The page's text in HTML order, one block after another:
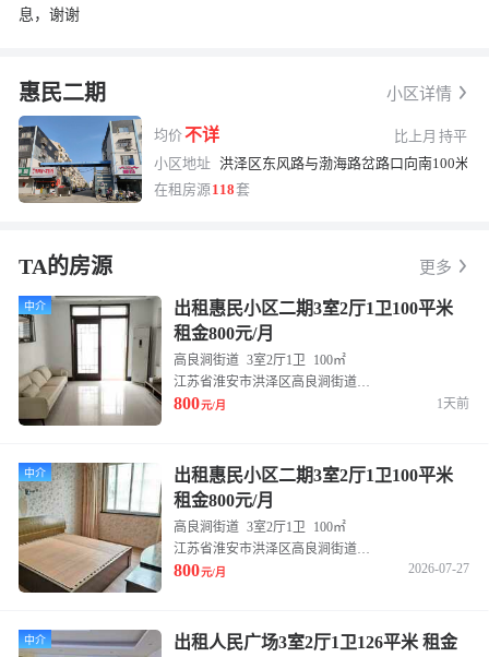
息，谢谢
惠民二期 小区详情
均价不详 比上月 持平
小区地址 洪泽区东风路与渤海路岔路口向南100米
在租房源118 套
TA的房源 更多
中介
出租惠民小区二期3室2厅1卫100平米
租金800元/月
高良涧街道 3室2厅1卫
100㎡
江苏省淮安市洪泽区高良涧街道东风路与幸福大道交叉路口往东南约260米惠民家园西区
800元/月 1天前
中介
出租惠民小区二期3室2厅1卫100平米
租金800元/月
高良涧街道 3室2厅1卫
100㎡
江苏省淮安市洪泽区高良涧街道东风路与幸福大道交叉路口往东南约260米惠民家园西区
800元/月 2026-07-27
中介
出租人民广场3室2厅1卫126平米 租金
换一张